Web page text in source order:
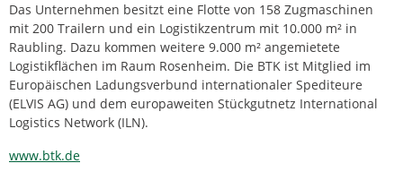
Das Unternehmen besitzt eine Flotte von 158 Zugmaschinen
mit 200 Trailern und ein Logistikzentrum mit 10.000 m² in
Raubling. Dazu kommen weitere 9.000 m² angemietete
Logistikflächen im Raum Rosenheim. Die BTK ist Mitglied im
Europäischen Ladungsverbund internationaler Spediteure
(ELVIS AG) und dem europaweiten Stückgutnetz International
Logistics Network (ILN).
www.btk.de